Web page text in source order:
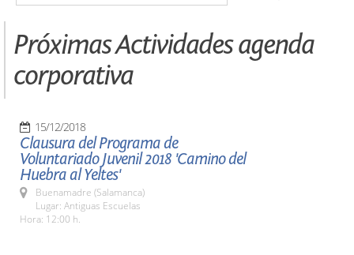
Próximas Actividades agenda
corporativa
15/12/2018
Clausura del Programa de
Voluntariado Juvenil 2018 'Camino del
Huebra al Yeltes'
Buenamadre (Salamanca)
Lugar: Antiguas Escuelas
Hora: 12:00 h.